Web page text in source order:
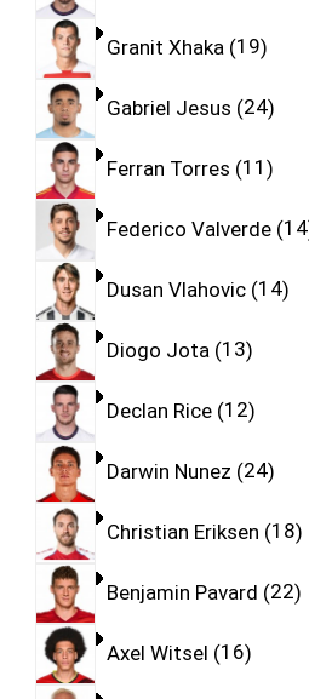
Granit Xhaka 19
Gabriel Jesus 24
Ferran Torres 11
Federico Valverde 14
Dusan Vlahovic 14
Diogo Jota 13
Declan Rice 12
Darwin Nunez 24
Christian Eriksen 18
Benjamin Pavard 22
Axel Witsel 16